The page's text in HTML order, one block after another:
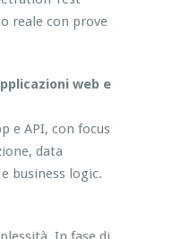
reale con prove
web e
e API, con focus
data
business logic.